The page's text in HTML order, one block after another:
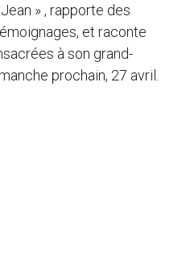
» , rapporte des
et raconte
à son grand-
prochain, 27 avril.